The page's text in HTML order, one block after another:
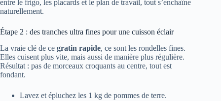
entre le frigo, les placards et le plan de travail, tout s’enchaîne
naturellement.
Étape 2 : des tranches ultra fines pour une cuisson éclair
La vraie clé de ce gratin rapide, ce sont les rondelles fines.
Elles cuisent plus vite, mais aussi de manière plus régulière.
Résultat : pas de morceaux croquants au centre, tout est
fondant.
Lavez et épluchez les 1 kg de pommes de terre.